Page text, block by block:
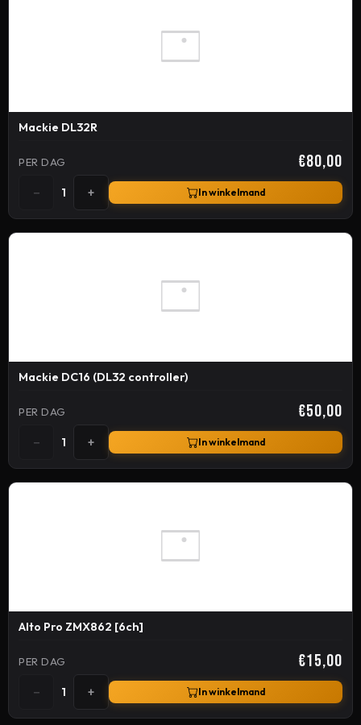
Mackie DL32R
PER DAG €80,00
− 1 + In winkelmand
Mackie DC16 (DL32 controller)
PER DAG €50,00
− 1 + In winkelmand
Alto Pro ZMX862 [6ch]
PER DAG €15,00
− 1 + In winkelmand